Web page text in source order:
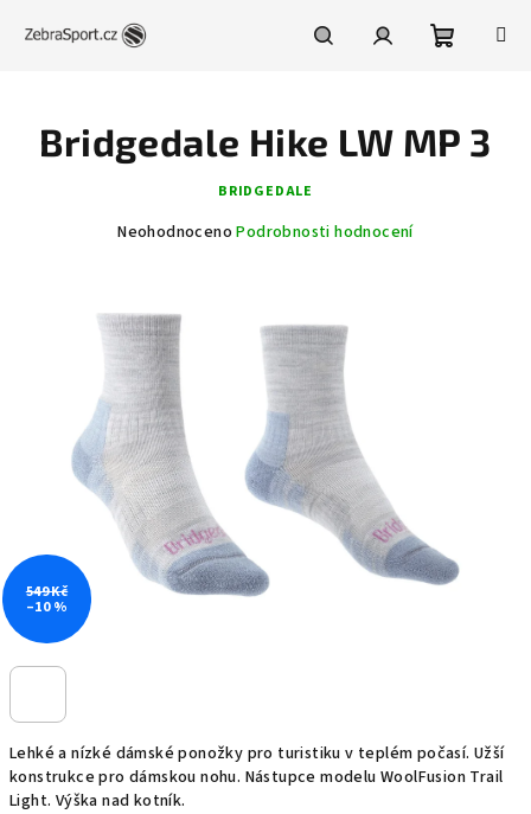
košík
Lehké a nízké dámské ponožky pro turistiku v teplém počasí. Užší
konstrukce pro dámskou nohu. Nástupce modelu WoolFusion Trail
Light. Výška nad kotník.
Bridgedale Hike LW MP 3
BRIDGEDALE
Průměrné
0,0
5
hvězdiček.
Neohodnoceno Podrobnosti hodnocení
549 Kč
–10 %